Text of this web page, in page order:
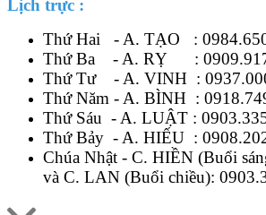
Lịch trực :
Thứ Hai - A. TẠO :
Thứ Ba - A. RỴ :
Thứ Tư - A. VINH :
Thứ Năm - A. BÌNH :
Thứ Sáu - A. LUẬT :
Thứ Bảy - A. HIẾU :
Chúa Nhật - C. HIỀN (Buổi
và C. LAN (Buổi chiều):